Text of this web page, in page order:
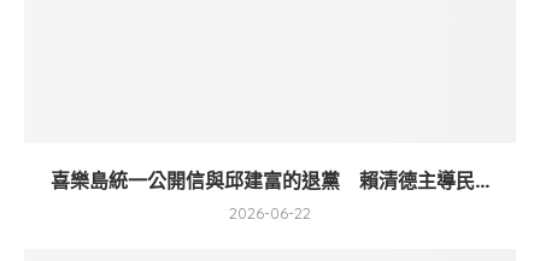
喜樂島統一公開信與邱建富的退黨 賴清德主導民...
2026-06-22